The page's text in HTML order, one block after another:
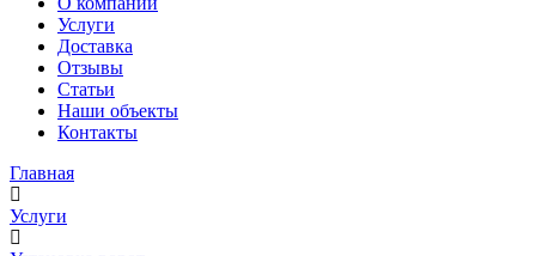
Услуги
Доставка
Отзывы
Статьи
Наши объекты
Контакты
Главная
Услуги